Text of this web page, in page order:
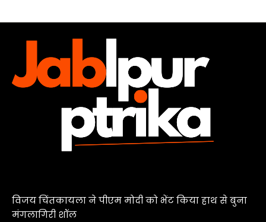
विजय चिंतकायला ने पीएम मोदी को भेंट किया हाथ से बुना
मंगलागिरी शॉल